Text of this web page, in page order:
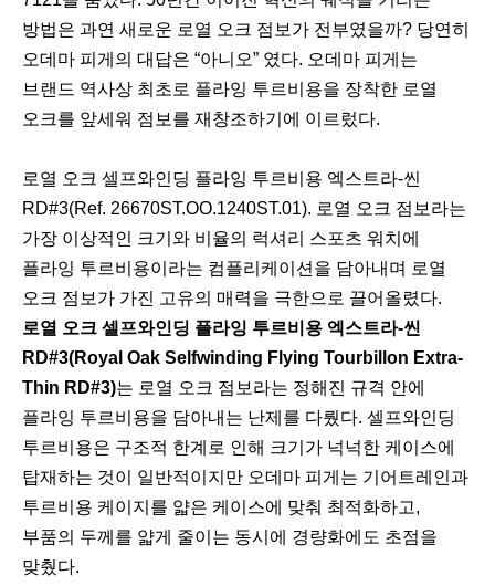
방법은 과연 새로운 로열 오크 점보가 전부였을까? 당연히
오데마 피게의 대답은 “아니오” 였다. 오데마 피게는
브랜드 역사상 최초로 플라잉 투르비용을 장착한 로열
오크를 앞세워 점보를 재창조하기에 이르렀다.
로열 오크 셀프와인딩 플라잉 투르비용 엑스트라-씬
RD#3(Ref. 26670ST.OO.1240ST.01). 로열 오크 점보라는
가장 이상적인 크기와 비율의 럭셔리 스포츠 워치에
플라잉 투르비용이라는 컴플리케이션을 담아내며 로열
오크 점보가 가진 고유의 매력을 극한으로 끌어올렸다.
로열 오크 셀프와인딩 플라잉 투르비용 엑스트라-씬
RD#3(Royal Oak Selfwinding Flying Tourbillon Extra-
Thin RD#3)는 로열 오크 점보라는 정해진 규격 안에
플라잉 투르비용을 담아내는 난제를 다뤘다. 셀프와인딩
투르비용은 구조적 한계로 인해 크기가 넉넉한 케이스에
탑재하는 것이 일반적이지만 오데마 피게는 기어트레인과
투르비용 케이지를 얇은 케이스에 맞춰 최적화하고,
부품의 두께를 얇게 줄이는 동시에 경량화에도 초점을
맞췄다.